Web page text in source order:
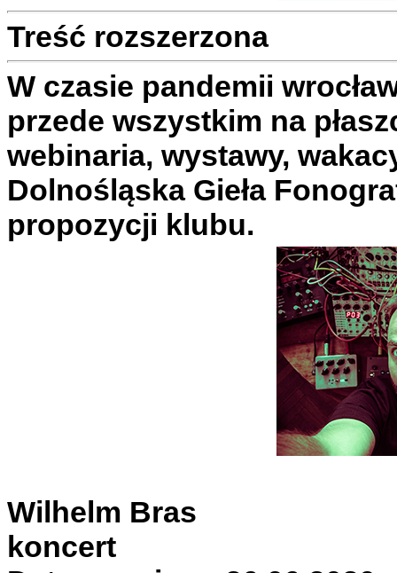
Treść rozszerzona
W czasie pandemii
przede wszystkim na
webinaria, wystawy,
Dolnośląska Gieła
propozycji klubu.
Wilhelm Bras
koncert